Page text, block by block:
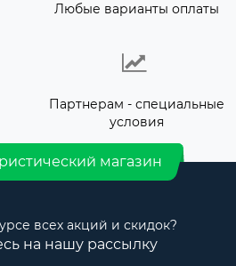
Любые варианты оплаты
Партнерам - специальные
условия
магазин
всех акций и скидок?
на нашу рассылку